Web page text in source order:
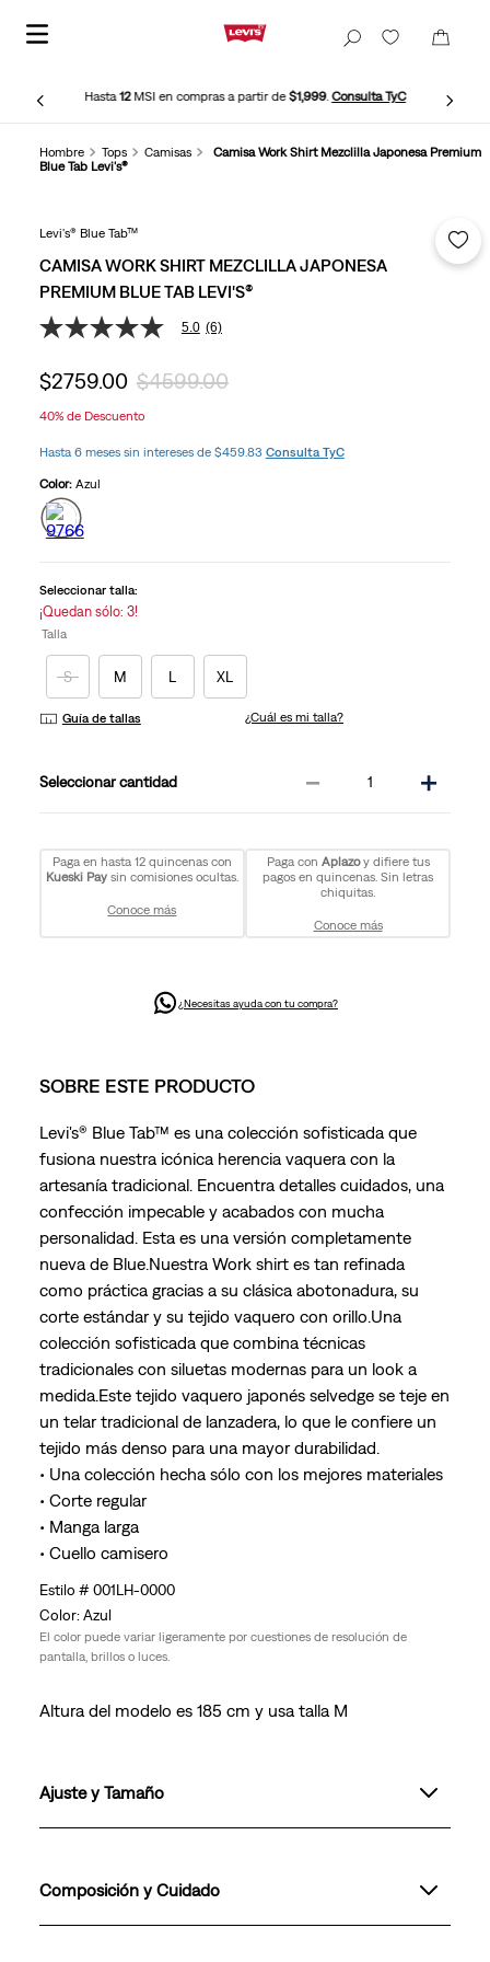
Hasta12MSI en compras a partir de$1,999.Consulta TyC
Hombre Tops Camisas
Camisa Work Shirt Mezclilla Japonesa Premium
Blue Tab Levi's®
Levi's® Blue Tab™
CAMISA WORK SHIRT MEZCLILLA JAPONESA
PREMIUM BLUE TAB LEVI'S®
5.0
5
estrellas,
medio
valoración.
Read
6
Reviews.
Enlace
página.
5.0 (6)
$2759.00 $4599.00
40%de Descuento
Hasta 6 meses sin intereses de $459.83 Consulta TyC
Color: Azul
Seleccionar talla:
¡Quedan sólo: 3!
Talla
S M L XL
Guía de tallas ¿Cuál es mi talla?
cantidad ＋
－
Paga en hasta 12 quincenas con
Kueski Paysin comisiones ocultas.
Conoce más
Paga con Aplazoy difiere tus
pagos en quincenas. Sin letras
chiquitas.
Conoce más
¿Necesitas ayuda con tu compra?
SOBRE ESTE PRODUCTO
Levi's® Blue Tab™ es una colección sofisticada que
fusiona nuestra icónica herencia vaquera con la
artesanía tradicional. Encuentra detalles cuidados, una
confección impecable y acabados con mucha
personalidad. Esta es una versión completamente
nueva de Blue.Nuestra Work shirt es tan refinada
como práctica gracias a su clásica abotonadura, su
corte estándar y su tejido vaquero con orillo.Una
colección sofisticada que combina técnicas
tradicionales con siluetas modernas para un look a
medida.Este tejido vaquero japonés selvedge se teje en
un telar tradicional de lanzadera, lo que le confiere un
tejido más denso para una mayor durabilidad.
• Una colección hecha sólo con los mejores materiales
• Corte regular
• Manga larga
• Cuello camisero
001LH-0000
Azul
El color puede variar ligeramente por cuestiones de resolución de
pantalla, brillos o luces.
Altura del modelo es 185 cm y usa talla M
Ajuste y Tamaño
Composición y Cuidado